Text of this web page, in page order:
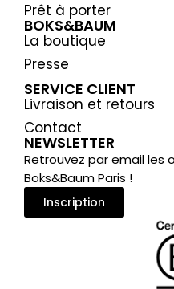
Prêt à porter
BOKS&BAUM
La boutique
Presse
SERVICE CLIENT
Livraison et retours
Contact
NEWSLETTER
Retrouvez par email les
Boks&Baum Paris !
Inscription